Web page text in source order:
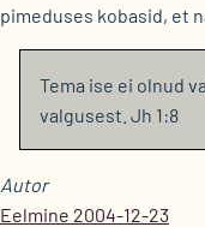
pimeduses kobasid, et
Tema ise ei olnud
valgusest. Jh 1:8
Autor
Eelmine 2004-12-23